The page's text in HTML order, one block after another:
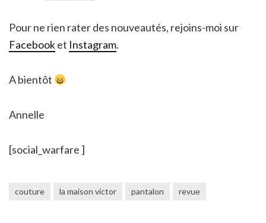
Pour ne rien rater des nouveautés, rejoins-moi sur
Facebooket Instagram.
A bientôt
Annelle
[social_warfare ]
couture la maison victor pantalon revue